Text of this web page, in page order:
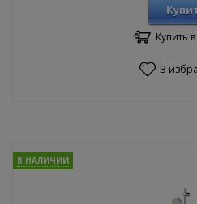
Купить
В
В НАЛИЧИИ